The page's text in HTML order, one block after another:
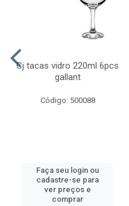
Cj tacas vidro 220ml 6pcs
gallant
Código: 500088
Faça seu login ou
cadastre-se para
ver preços e
comprar